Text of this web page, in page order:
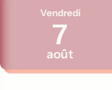
Vendredi
7
août